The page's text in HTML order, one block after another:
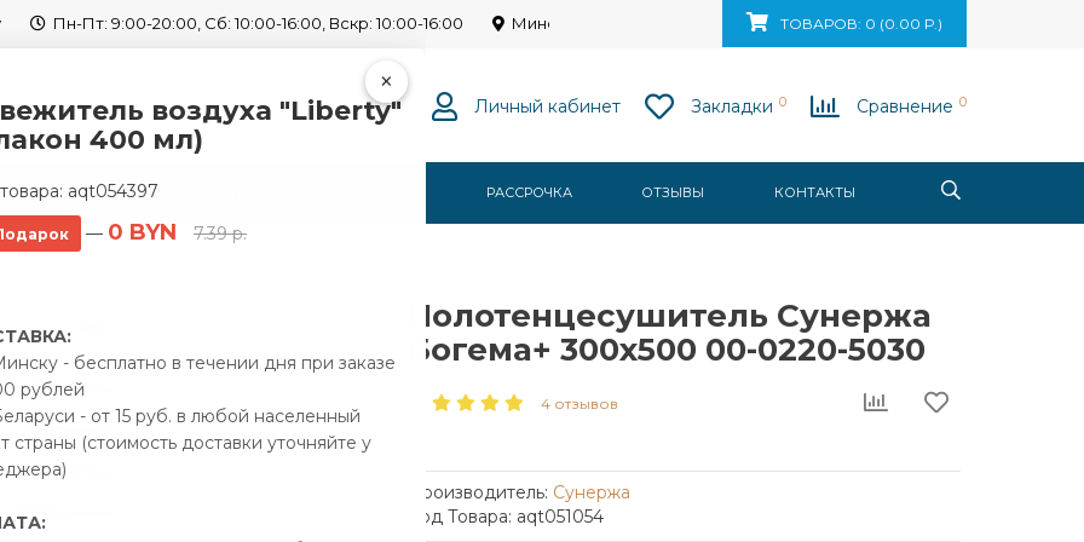
×
воздуха "Liberty"
400 мл)
aqt054397
— 0 BYN 7.39 р.
- бесплатно в течении дня при заказе
рублей
- от 15 руб. в любой населенный
страны (стоимость доставки уточняйте у
Пн-Пт: 9:00-20:00, Сб: 10:00-16:00, Вскр: 10:00-16:00 Минск, ул. Ваупшасова, д. 10, пом. 131ТОВАРОВ: 0 (0.00 Р.)
Личный кабинет Закладки 0 Сравнение 0
О НАС РАССРОЧКА ОТЗЫВЫ КОНТАКТЫ
Богема+ 300x500 00-0220-5030
Полотенцесушитель Сунержа
Богема+ 300x500 00-0220-5030
4 отзывов
Производитель: Сунержа
Код Товара: aqt051054